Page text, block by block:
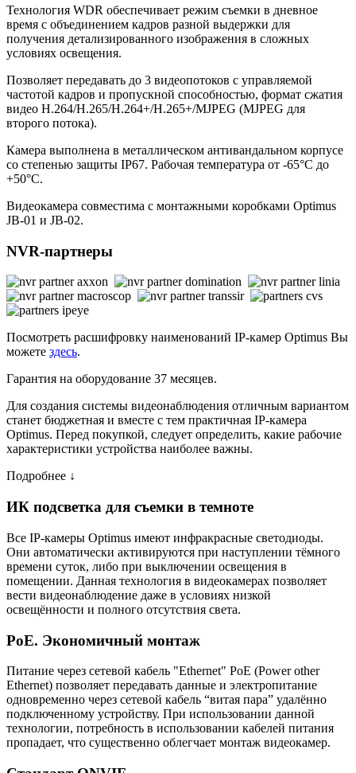
Технология WDR обеспечивает режим съемки в дневное
время с объединением кадров разной выдержки для
получения детализированного изображения в сложных
условиях освещения.
Позволяет передавать до 3 видеопотоков с управляемой
частотой кадров и пропускной способностью, формат сжатия
видео Н.264/H.265/Н.264+/H.265+/MJPEG (MJPEG для
второго потока).
Камера выполнена в металлическом антивандальном корпусе
со степенью защиты IP67. Рабочая температура от -65°С до
+50°С.
Видеокамера совместима с монтажными коробками Optimus
JB-01 и JB-02.
NVR-партнеры
Посмотреть расшифровку наименований IP-камер Optimus Вы
можете здесь.
Гарантия на оборудование 37 месяцев.
Для создания системы видеонаблюдения отличным вариантом
станет бюджетная и вместе с тем практичная IP-камера
Optimus. Перед покупкой, следует определить, какие рабочие
характеристики устройства наиболее важны.
Подробнее ↓
ИК подсветка для съемки в темноте
Все IP-камеры Optimus имеют инфракрасные светодиоды.
Они автоматически активируются при наступлении тёмного
времени суток, либо при выключении освещения в
помещении. Данная технология в видеокамерах позволяет
вести видеонаблюдение даже в условиях низкой
освещённости и полного отсутствия света.
PoE. Экономичный монтаж
Питание через сетевой кабель "Ethernet" PoE (Power other
Ethernet) позволяет передавать данные и электропитание
одновременно через сетевой кабель “витая пара” удалённо
подключенному устройству. При использовании данной
технологии, потребность в использовании кабелей питания
пропадает, что существенно облегчает монтаж видеокамер.